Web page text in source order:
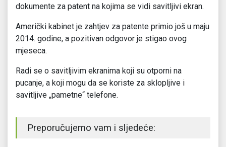
dokumente za patent na kojima se vidi savitljivi ekran.
Američki kabinet je zahtjev za patente primio još u maju
2014. godine, a pozitivan odgovor je stigao ovog
mjeseca.
Radi se o savitljivim ekranima koji su otporni na
pucanje, a koji mogu da se koriste za sklopljive i
savitljive „pametne“ telefone.
Preporučujemo vam i sljedeće: